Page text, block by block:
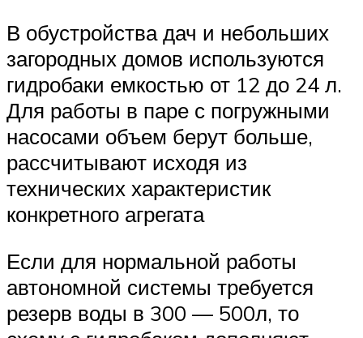
В обустройства дач и небольших
загородных домов используются
гидробаки емкостью от 12 до 24 л.
Для работы в паре с погружными
насосами объем берут больше,
рассчитывают исходя из
технических характеристик
конкретного агрегата
Если для нормальной работы
автономной системы требуется
резерв воды в 300 — 500л, то